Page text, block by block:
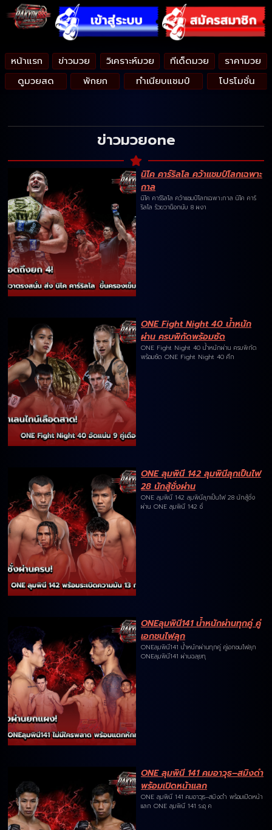
หน้าแรก ข่าวมวย วิเคราะห์มวย ทีเด็ดมวย
ราคามวย
ดูมวยสด
พักยก ทำเนียบแชมป์ โปรโมชั่น
ข่าวมวยone
นิโค คาร์ริลโล คว้าแชมป์โลกเฉพาะ
กาล
นิโค คาร์ริลโล คว้าแชมป์โลกเฉพาะกาล นิโค คาร์
ริลโล รัวขวาน็อกนับ 8 ผงา
ONE Fight Night 40 น้ำหนัก
ผ่าน ครบพิกัดพร้อมซัด
ONE Fight Night 40 น้ำหนักผ่าน ครบพิกัด
พร้อมซัด ONE Fight Night 40 ศึก
ONE ลุมพินี 142 ลุมพินีลุกเป็นไฟ
28 นักสู้ชั่งผ่าน
ONE ลุมพินี 142 ลุมพินีลุกเป็นไฟ 28 นักสู้ชั่ง
ผ่าน ONE ลุมพินี 142 ชั่
ONEลุมพินี141 น้ำหนักผ่านทุกคู่ คู่
เอกชนไฟลุก
ONEลุมพินี141 น้ำหนักผ่านทุกคู่ คู่เอกชนไฟลุก
ONEลุมพินี141 ผ่านฉลุยทุ
ONE ลุมพินี 141 คมอาวุธ–สมิงดำ
พร้อมเปิดหน้าแลก
ONE ลุมพินี 141 คมอาวุธ–สมิงดำ พร้อมเปิดหน้า
แลก ONE ลุมพินี 141 ระอุ ค